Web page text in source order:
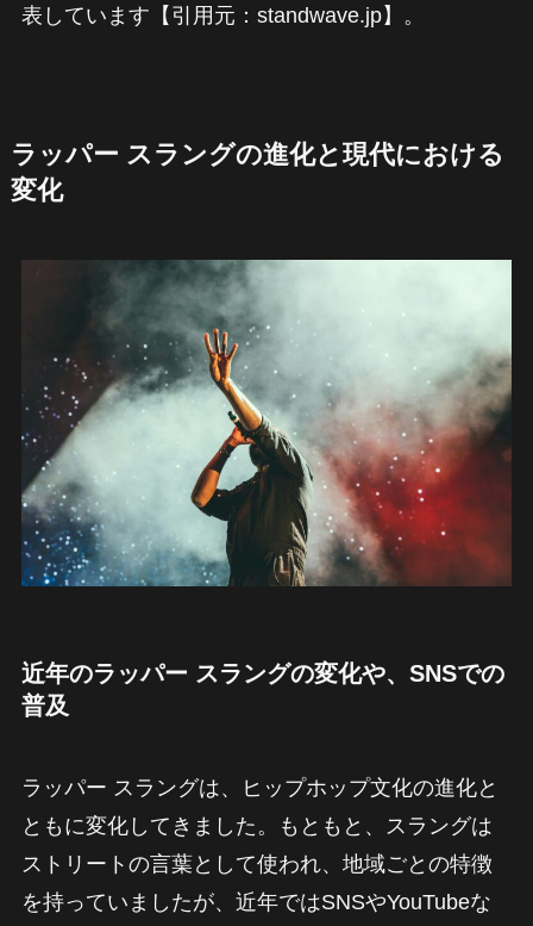
表しています【引用元：standwave.jp】。
ラッパー スラングの進化と現代における
変化
近年のラッパー スラングの変化や、SNSでの
普及
ラッパー スラングは、ヒップホップ文化の進化と
ともに変化してきました。もともと、スラングは
ストリートの言葉として使われ、地域ごとの特徴
を持っていましたが、近年ではSNSやYouTubeな